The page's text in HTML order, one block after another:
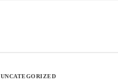
UNCATEGORIZED